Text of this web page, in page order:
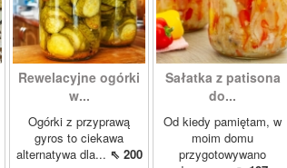
Rewelacyjne ogórki
w...
Ogórki z przyprawą
gyros to ciekawa
alternatywa dla... ⇖ 200
Sałatka z patisona
do...
Od kiedy pamiętam, w
moim domu
przygotowywano